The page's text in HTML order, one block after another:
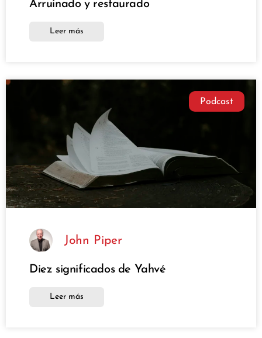
Arruinado y restaurado
Leer más
Podcast
John Piper
Diez significados de Yahvé
Leer más